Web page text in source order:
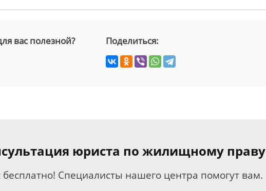
вас полезной? Поделиться:
юриста по жилищному праву
бесплатно! Специалисты нашего центра помогут вам.